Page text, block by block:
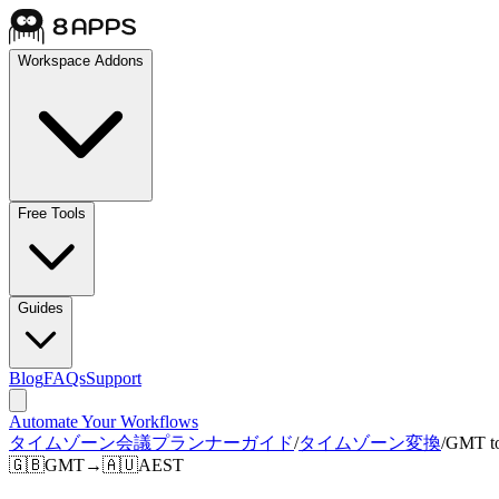
Workspace Addons
Free Tools
Guides
BlogFAQsSupport
Automate Your Workflows
タイムゾーン会議プランナーガイド/タイムゾーン変換/GMT
🇬🇧GMT→🇦🇺AEST